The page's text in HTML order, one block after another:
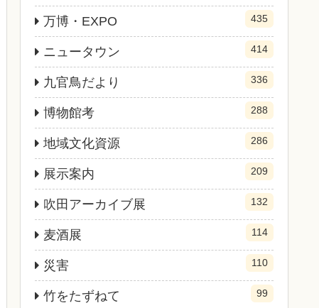
万博・EXPO 435
ニュータウン 414
九官鳥だより 336
博物館考 288
地域文化資源 286
展示案内 209
吹田アーカイブ展 132
麦酒展 114
災害 110
竹をたずねて 99